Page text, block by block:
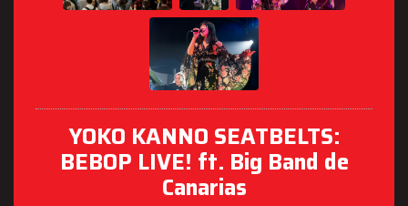
YOKO KANNO SEATBELTS:
BEBOP LIVE! ft. Big Band de
Canarias